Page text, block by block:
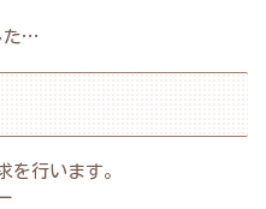
た…
を行います。